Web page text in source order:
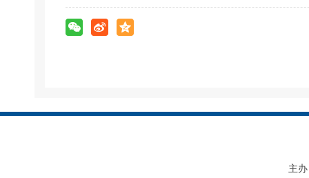
主